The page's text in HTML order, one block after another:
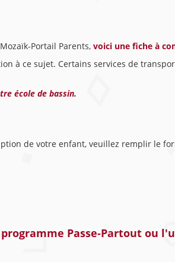
Portail Parents, voici une fiche à
à ce sujet. Certains services de
école de bassin.
de votre enfant, veuillez remplir le
Passe-Partout ou